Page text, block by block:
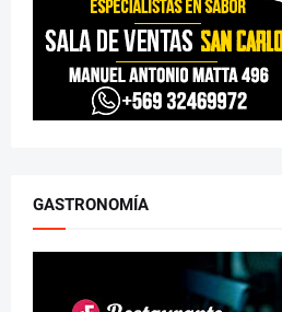
GASTRONOMÍA